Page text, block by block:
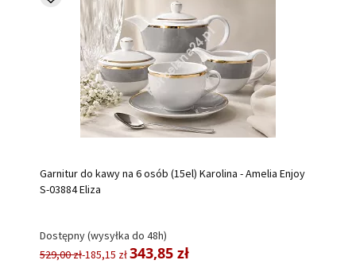
Garnitur do kawy na 6 osób (15el) Karolina - Amelia Enjoy
S-03884 Eliza
Dostępny (wysyłka do 48h)
529,00 zł-185,15 zł343,85 zł